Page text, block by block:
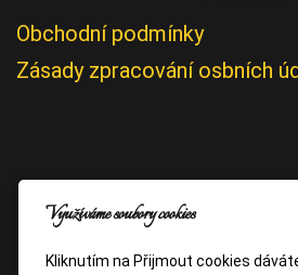
Obchodní podmínky
Zásady zpracování osbních
Využíváme soubory cookies
Kliknutím na Přijmout cookies